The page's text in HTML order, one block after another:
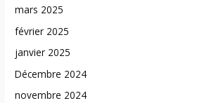
mars 2025
février 2025
janvier 2025
Décembre 2024
novembre 2024